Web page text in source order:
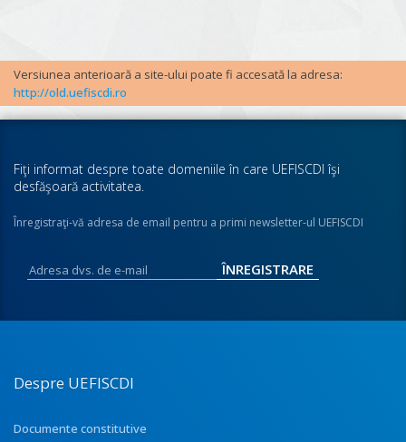
Versiunea anterioară a site-ului poate fi accesată la adresa:
http://old.uefiscdi.ro
Fiţi informat despre toate domeniile în care UEFISCDI îşi
desfăşoară activitatea.
Înregistraţi-vă adresa de email pentru a primi newsletter-ul UEFISCDI
Despre UEFISCDI
Documente constitutive